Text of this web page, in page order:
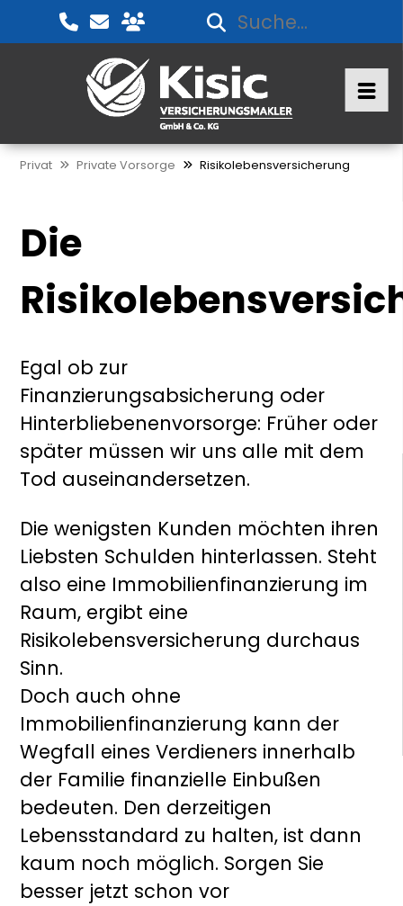
Privat Private Vorsorge Risikolebensversicherung
Die
Egal ob zur
Finanzierungsabsicherung oder
Hinterbliebenenvorsorge: Früher oder
später müssen wir uns alle mit dem
Tod auseinandersetzen.
Die wenigsten Kunden möchten ihren
Liebsten Schulden hinterlassen. Steht
also eine Immobilienfinanzierung im
Raum, ergibt eine
Risikolebensversicherung durchaus
Sinn.
Doch auch ohne
Immobilienfinanzierung kann der
Wegfall eines Verdieners innerhalb
der Familie finanzielle Einbußen
bedeuten. Den derzeitigen
Lebensstandard zu halten, ist dann
kaum noch möglich. Sorgen Sie
besser jetzt schon vor